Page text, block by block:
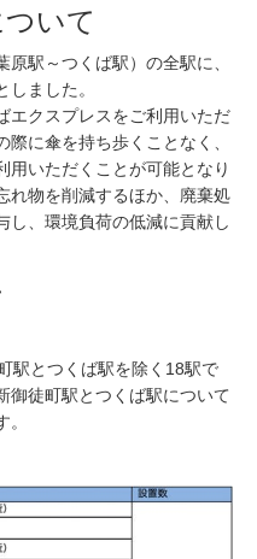
いて
駅～つくば駅）の全駅に、
ました。
エクスプレスをご利用いただ
に傘を持ち歩くことなく、
用いただくことが可能となり
れ物を削減するほか、廃棄処
し、環境負荷の低減に貢献し
駅とつくば駅を除く18駅で
徒町駅とつくば駅について